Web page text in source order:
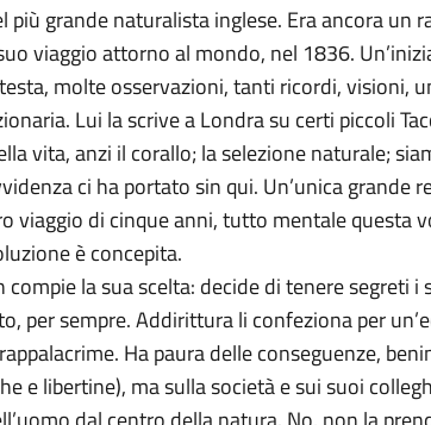
più grande naturalista inglese. Era ancora un
viaggio attorno al mondo, nel 1836.
molte osservazioni, tanti ricordi, visioni,
Lui la scrive a Londra su certi piccoli
vita, anzi il corallo; la selezione naturale;
ci ha portato sin qui. Un’unica grande
viaggio di cinque anni, tutto mentale questa
è concepita.
compie la sua scelta: decide di tenere segreti
per sempre. Addirittura li confeziona per
Ha paura delle conseguenze,
e libertine), ma sulla società e sui suoi